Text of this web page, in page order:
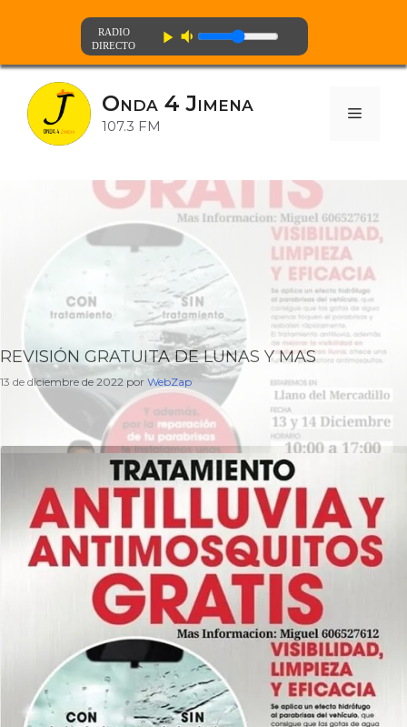
Saltar
contenido
play_arrow volume_down
Onda 4 Jimena
107.3 FM
Menú
REVISIÓN GRATUITA DE LUNAS Y MAS
13 de diciembre de 2022 por WebZap